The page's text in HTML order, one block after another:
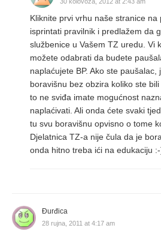
Kliknite prvi vrhu naše stranice na
isprintati pravilnik i predlažem da
službenice u Vašem TZ uredu. Vi
možete odabrati da budete
naplaćujete BP. Ako ste
boravišnu bez obzira koliko ste
to ne sviđa imate mogućnost
naplaćivati. Ali onda ćete svaki
tu svu boravišnu opvisno o tome
Djelatnica TZ-a nije čula da je
onda hitno treba ići na edukaciju
Đurđica
28 rujna, 2011 at 4:17 am